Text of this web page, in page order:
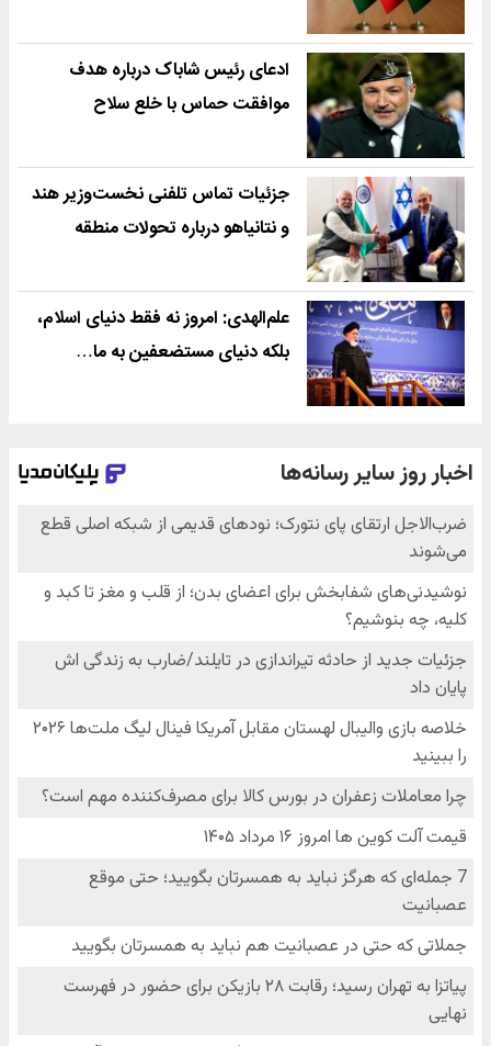
ادعای رئیس شاباک درباره هدف
موافقت حماس با خلع سلاح
جزئیات تماس تلفنی نخست‌وزیر هند
و نتانیاهو درباره تحولات منطقه
علم‌الهدی: امروز نه فقط دنیای اسلام،
بلکه دنیای مستضعفین به ما…